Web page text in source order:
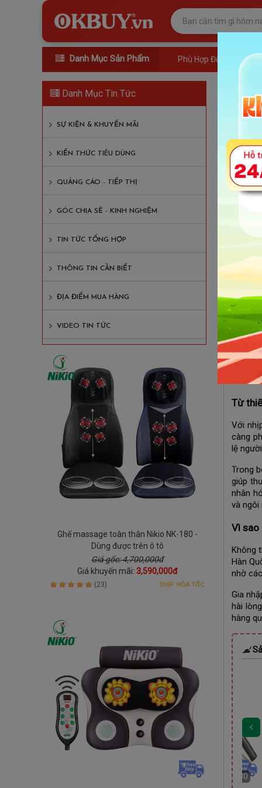
Danh Mục Sản Phẩm Phù Hợp Đối Tượng
Danh Mục Tin Tức
SỰ KIỆN & KHUYẾN MÃI
KIẾN THỨC TIÊU DÙNG
QUẢNG CÁO - TIẾP THỊ
GÓC CHIA SẺ - KINH NGHIỆM
TIN TỨC TỔNG HỢP
THÔNG TIN CẦN BIẾT
ĐỊA ĐIỂM MUA HÀNG
VIDEO TIN TỨC
Ghế massage toàn thân Nikio NK-180 -
Dùng được trên ô tô
Giá gốc: 4,700,000đ
Giá khuyến mãi: 3,590,000đ
(23) SHIP HỎA TỐC
Lượt
Nội
Từ
Vì
Thiết
Ứng
Giá
Trong
thân
dòng
Từ
Với
càng
lệ
Trong
giúp
nhân
và ngôi
Vì sao
Không
Hàn
nhờ
Gia
hài
hàng
DEAL
Còn01 Ngày 20:41:27
Còn00 Ngày 20:41:28